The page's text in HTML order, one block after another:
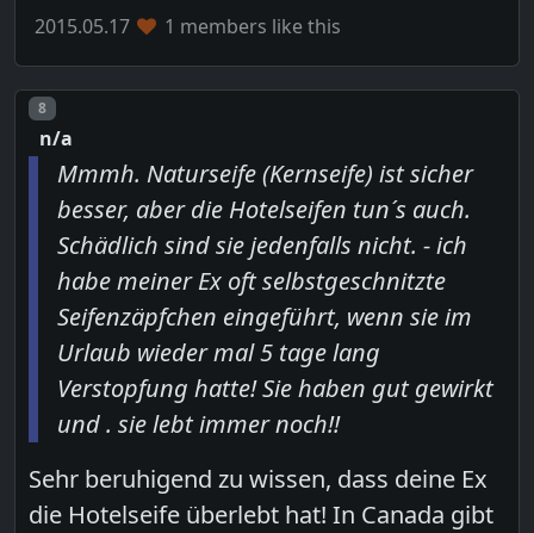
2015.05.17 1 members like this
Post number
8
n/a
Mmmh. Naturseife (Kernseife) ist sicher
besser, aber die Hotelseifen tun´s auch.
Schädlich sind sie jedenfalls nicht. - ich
habe meiner Ex oft selbstgeschnitzte
Seifenzäpfchen eingeführt, wenn sie im
Urlaub wieder mal 5 tage lang
Verstopfung hatte! Sie haben gut gewirkt
und . sie lebt immer noch!!
Sehr beruhigend zu wissen, dass deine Ex
die Hotelseife überlebt hat! In Canada gibt